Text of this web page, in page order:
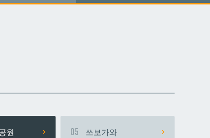
슈리 이시미네
슈리 이시미네
원 05 쓰보가와